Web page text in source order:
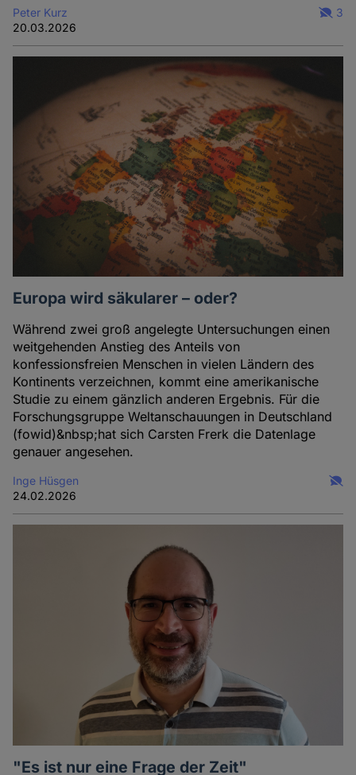
Peter Kurz
20.03.2026
3
Europa wird säkularer – oder?
Während zwei groß angelegte Untersuchungen einen
weitgehenden Anstieg des Anteils von
konfessionsfreien Menschen in vielen Ländern des
Kontinents verzeichnen, kommt eine amerikanische
Studie zu einem gänzlich anderen Ergebnis. Für die
Forschungsgruppe Weltanschauungen in Deutschland
(fowid)&nbsp;hat sich Carsten Frerk die Datenlage
genauer angesehen.
Inge Hüsgen
24.02.2026
"Es ist nur eine Frage der Zeit"